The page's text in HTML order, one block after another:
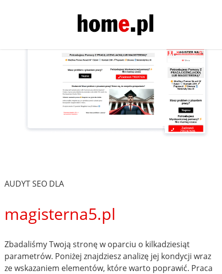
AUDYT SEO DLA
magisterna5.pl
Zbadaliśmy Twoją stronę w oparciu o kilkadziesiąt
parametrów. Poniżej znajdziesz analizę jej kondycji wraz
ze wskazaniem elementów, które warto poprawić. Praca